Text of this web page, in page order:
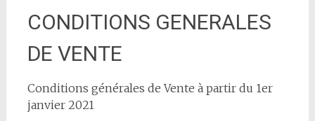
CONDITIONS GENERALES
DE VENTE
Conditions générales de Vente à partir du 1er
janvier 2021